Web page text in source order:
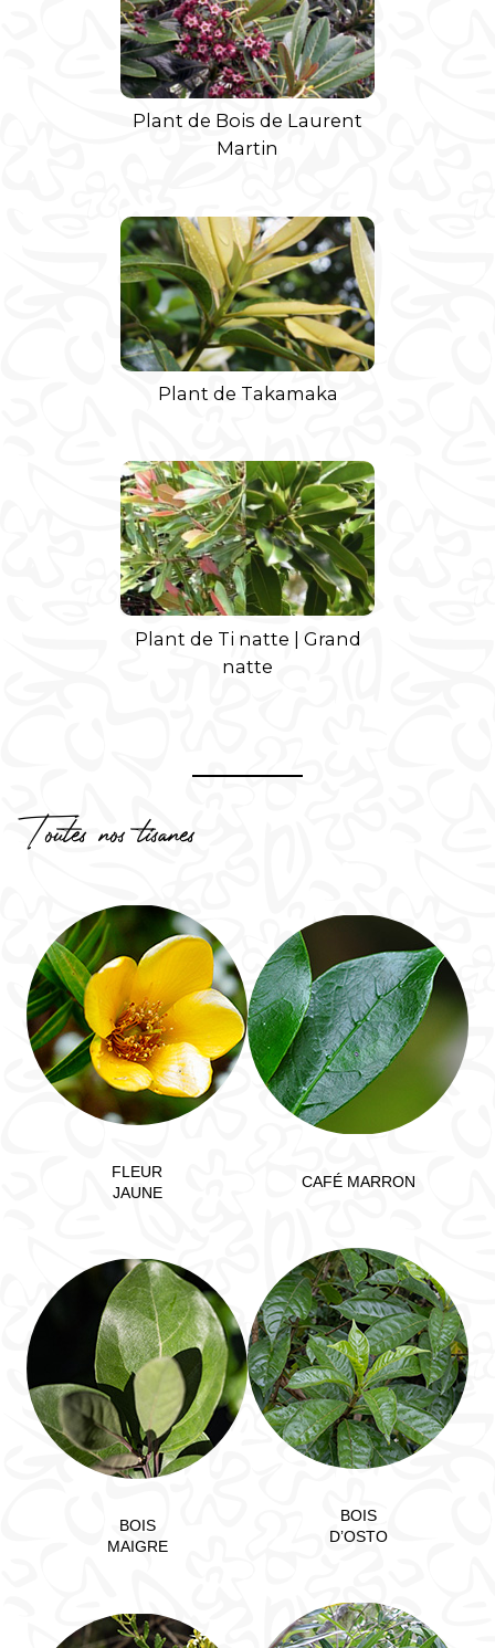
Plant de Bois de Laurent
Martin
Plant de Takamaka
Plant de Ti natte | Grand
natte
Toutes nos tisanes
FLEUR
JAUNE
BOIS
MAIGRE
CAFÉ MARRON
BOIS
D’OSTO